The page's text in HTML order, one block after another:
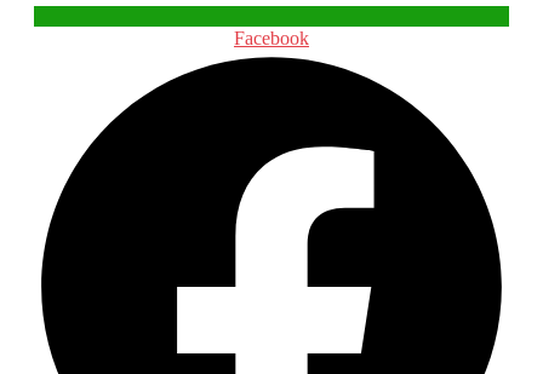
Facebook